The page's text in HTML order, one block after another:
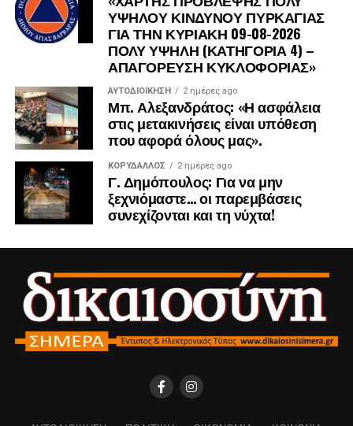
ΥΨΗΛΟΥ ΚΙΝΔΥΝΟΥ ΠΥΡΚΑΓΙΑΣ
ΓΙΑ ΤΗΝ ΚΥΡΙΑΚΗ 09-08-2026
ΠΟΛΥ ΥΨΗΛΗ (ΚΑΤΗΓΟΡΙΑ 4) –
ΑΠΑΓΟΡΕΥΣΗ ΚΥΚΛΟΦΟΡΙΑΣ»
ΑΥΤΟΔΙΟΊΚΗΣΗ 2 ημέρες ago
Μπ. Αλεξανδράτος: «Η ασφάλεια
στις μετακινήσεις είναι υπόθεση
που αφορά όλους μας».
ΚΟΡΥΔΑΛΛΟΣ 2 ημέρες ago
Γ. Δημόπουλος: Για να μην
ξεχνιόμαστε… οι παρεμβάσεις
συνεχίζονται και τη νύχτα!